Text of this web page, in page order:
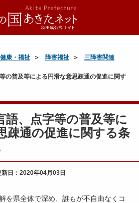
健康・福祉 障害福祉
三障害関連
の普及等による円滑な意思疎通の促進に関す
語、点字等の普及等に
疎通の促進に関する条
日： 2020年04月03日
を県全体で深め、誰もが不自由なくコ